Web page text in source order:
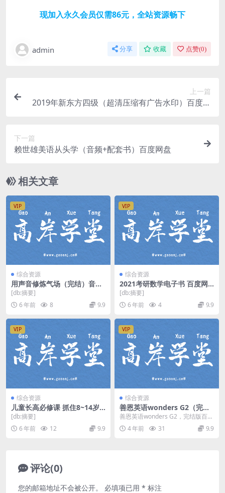
现加入永久会员仅需86元，全站资源畅下
admin 分享 收藏 点赞(0)
上一篇
2019年新东方四级（超清压缩有广告水印）百度网
下一篇
赖世雄美语从头学（音频+配套书）百度网盘
相关文章
VIP
综合资源
用声音修炼气场（完结）音频
格式 百度网盘
[db:摘要]
6 年前
8 9.9
VIP
综合资源
2021考研数学电子书 百度网
盘
[db:摘要]
6 年前
4 9.9
VIP
综合资源
儿童长高必修课 抓住8~14岁
最后生长期 潘慧身高课（超清
打包）百度网盘
[db:摘要]
6 年前
12 9.9
VIP
综合资源
善恩英语wonders G2（完
结）百度网盘分享
善恩英语wonders G2，完结版百度
网盘早教启蒙英语课程6.05G高清
视频。...
4 年前 31 9.9
评论(0)
您的邮箱地址不会被公开。 必填项已用 * 标注